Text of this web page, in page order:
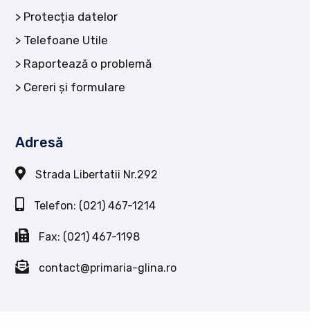
Protecția datelor
Telefoane Utile
Raportează o problemă
Cereri și formulare
Adresă
Strada Libertatii Nr.292
Telefon: (021) 467-1214
Fax: (021) 467-1198
contact@primaria-glina.ro